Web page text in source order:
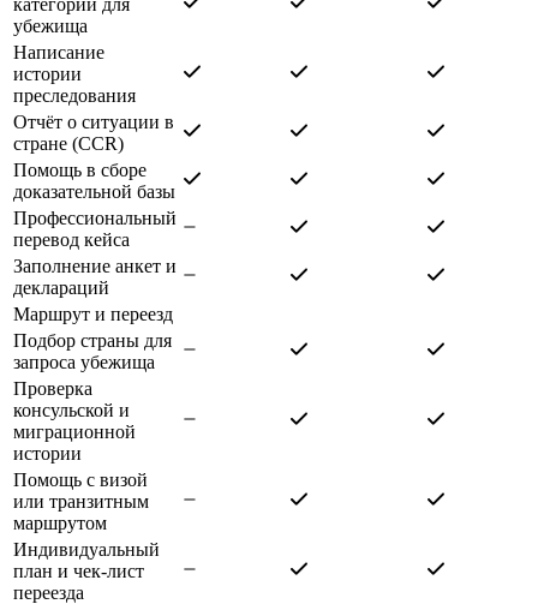
убежища
Написание
истории
преследования
Отчёт о ситуации в
стране (CCR)
Помощь в сборе
доказательной базы
Профессиональный
перевод кейса
Заполнение анкет и
деклараций
Маршрут и переезд
Подбор страны для
запроса убежища
Проверка
консульской и
миграционной
истории
Помощь с визой
или транзитным
маршрутом
Индивидуальный
план и чек-лист
переезда